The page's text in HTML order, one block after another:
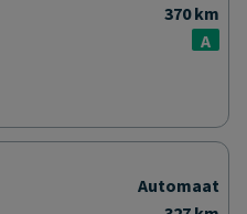
370 km
A
Automaat